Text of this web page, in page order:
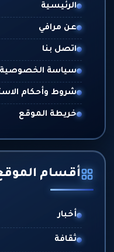
الرئيسية
عن مرافي
اتصل بنا
سياسة الخصوصية
شروط وأحكام
خريطة الموقع
أقسام
أخبار
ثقافة